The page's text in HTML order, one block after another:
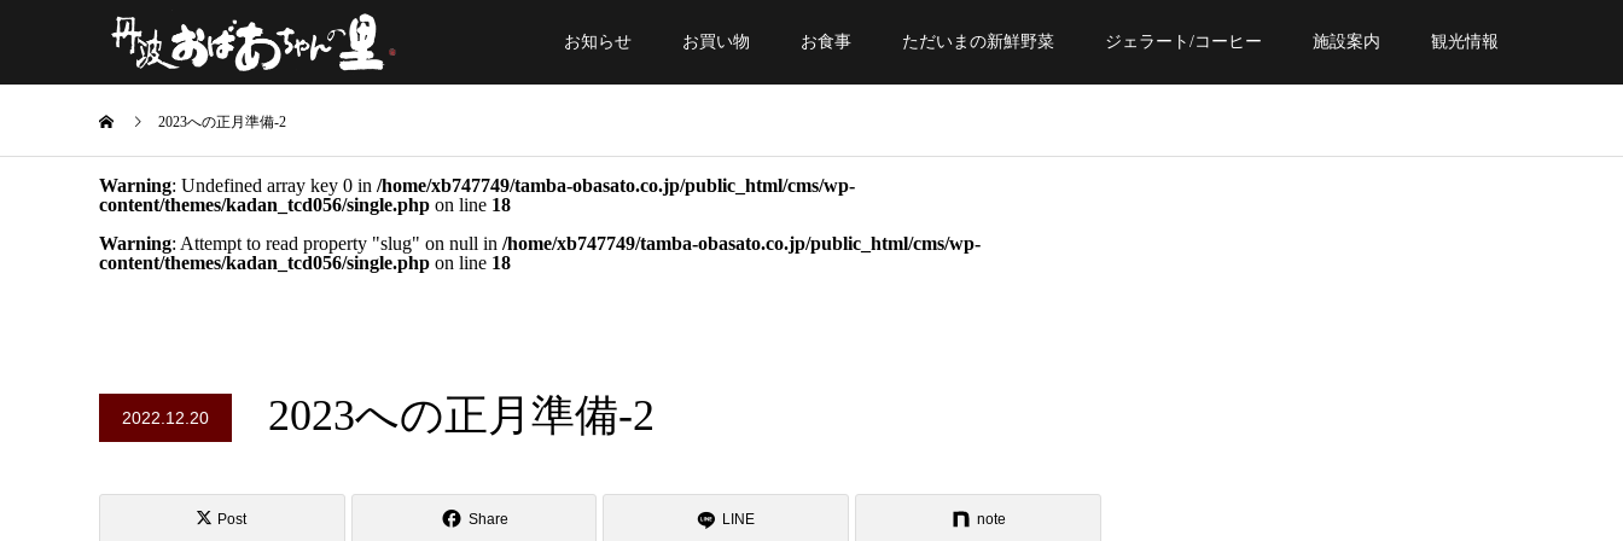
お知らせ お買い物 お食事 ただいまの新鮮野菜 ジェラート/コーヒー 施設案内 観光情報
2023への正月準備-2
Warning: Undefined array key 0 in /home/xb747749/tamba-obasato.co.jp/public_html/cms/wp-
content/themes/kadan_tcd056/single.php on line 18
Warning: Attempt to read property "slug" on null in /home/xb747749/tamba-obasato.co.jp/public_html/cms/wp-
content/themes/kadan_tcd056/single.php on line 18
2022.12.20 2023への正月準備-2
Post Share LINE note